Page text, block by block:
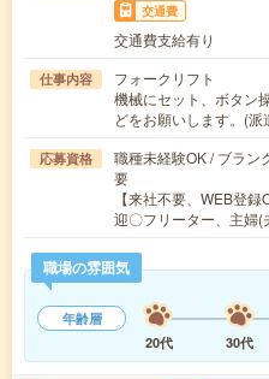
交通費
交通費支給有り
仕事内容
フォークリフト
機械にセット、ボタン
どをお願いします。(
応募資格
職種未経験OK / ブラン
要
【来社不要、WEB登
迎〇フリーター、主
職場の雰囲気
年齢層
20代
30代